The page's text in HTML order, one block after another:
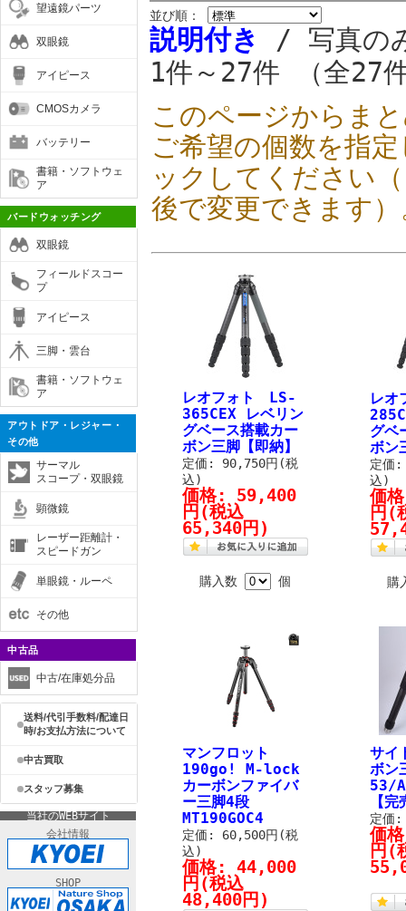
望遠鏡パーツ
双眼鏡
アイピース
CMOSカメラ
バッテリー
書籍・ソフトウェ
ア
バードウォッチング
双眼鏡
フィールドスコー
プ
アイピース
三脚・雲台
書籍・ソフトウェ
ア
アウトドア・レジャー・
その他
サーマル
スコープ・双眼鏡
顕微鏡
レーザー距離計・
スピードガン
単眼鏡・ルーペ
その他
中古品
中古/在庫処分品
送料/代引手数料/配達日
時/お支払方法について
中古買取
スタッフ募集
当社のWEBサイト
会社情報
SHOP
並び順：
説明付き
/ 写真の
1件～27件 （全27
このページからま
ご希望の個数を指
ックしてください
後で変更できます
レオフォト LS-
365CEX レベリン
グベース搭載カー
ボン三脚【即納】
定価: 90,750円(税
込)
価格: 59,400
円 (税込
65,340円)
購入数 個
レ
グベ
ボン
定価
込)
価
円 (
購
マンフロット
190go! M-lock
カーボンファイバ
ー三脚4段
MT190GOC4
定価: 60,500円(税
込)
価格: 44,000
円 (税込
48,400円)
サイ
ボン
53/
【
定価:
価
円 (